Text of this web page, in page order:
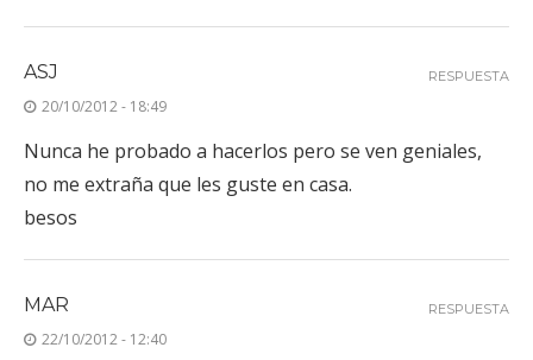
ASJ
20/10/2012 - 18:49
Nunca he probado a hacerlos pero se ven geniales,
no me extraña que les guste en casa.
besos
RESPUESTA
MAR
22/10/2012 - 12:40
RESPUESTA